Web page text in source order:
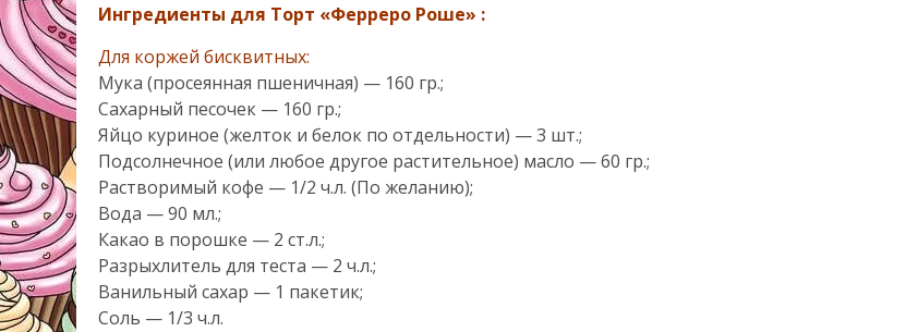
Ингредиенты для Торт «Ферреро Роше» :
Для коржей бисквитных:
Мука (просеянная пшеничная) — 160 гр.;
Сахарный песочек — 160 гр.;
Яйцо куриное (желток и белок по отдельности) — 3 шт.;
Подсолнечное (или любое другое растительное) масло — 60 гр.;
Растворимый кофе — 1/2 ч.л. (По желанию);
Вода — 90 мл.;
Какао в порошке — 2 ст.л.;
Разрыхлитель для теста — 2 ч.л.;
Ванильный сахар — 1 пакетик;
Соль — 1/3 ч.л.